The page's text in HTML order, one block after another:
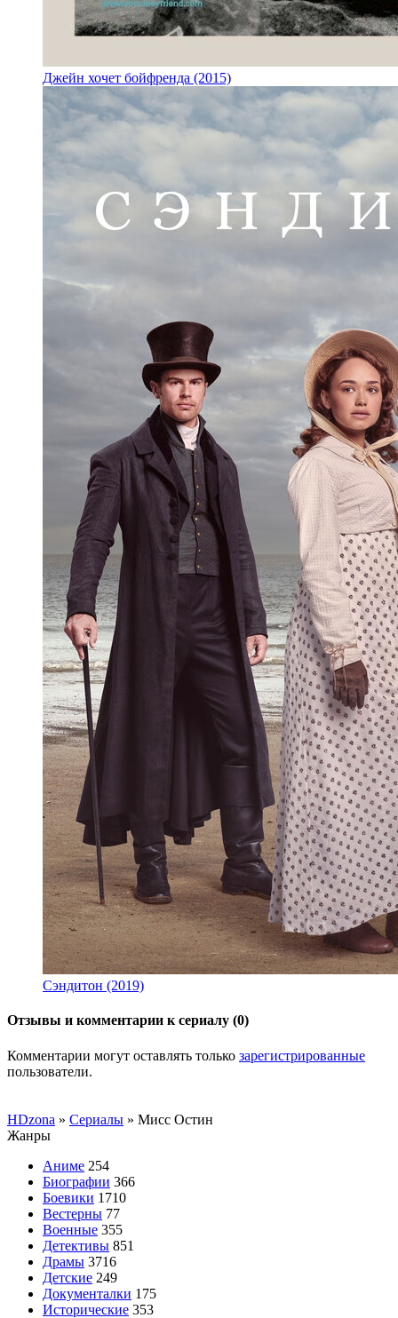
Джейн хочет бойфренда (2015)
Сэндитон (2019)
Отзывы и комментарии к сериалу (0)
Комментарии могут оставлять только зарегистрированные
пользователи.
HDzona » Сериалы » Мисс Остин
Жанры
Аниме 254
Биографии 366
Боевики 1710
Вестерны 77
Военные 355
Детективы 851
Драмы 3716
Детские 249
Документалки 175
Исторические 353